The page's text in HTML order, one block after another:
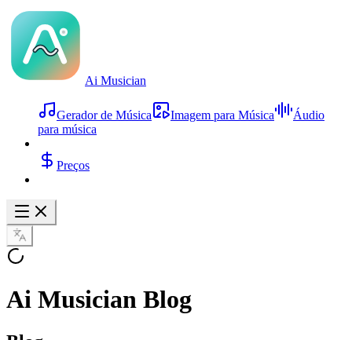
Ai Musician
Gerador de Música Imagem para Música
Áudio
para música
Preços
Ai Musician Blog